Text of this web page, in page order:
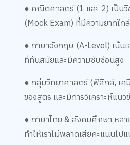
● คณิตศาสตร์ (1 และ 2) เป็นวิ
(Mock Exam) ที่มีความยากใก
● ภาษาอังกฤษ (A-Level) เน้น
ที่ทันสมัยและมีความซับซ้อนสูง
● กลุ่มวิทยาศาสตร์ (ฟิสิกส์, เค
ของสูตร และมีการวิเคราะห์แน
● ภาษาไทย & สังคมศึกษา หลา
ทำให้เราไม่พลาดเสียคะแนนไป